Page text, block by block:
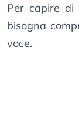
Per capire di
bisogna
voce.